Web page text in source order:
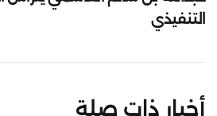
التنفيذي
أخبار ذات صلة